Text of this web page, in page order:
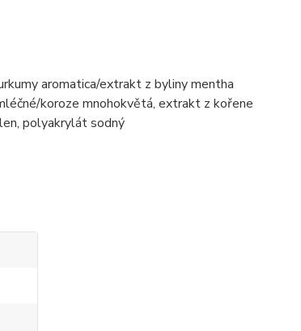
aromatica/extrakt z byliny mentha
koroze mnohokvětá, extrakt z kořene
polyakrylát sodný